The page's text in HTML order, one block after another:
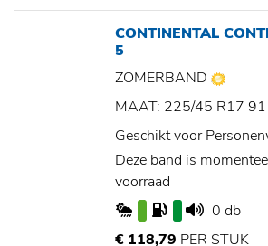
CONTINENTAL
5
ZOMERBAND
MAAT: 225/45 R17 91
Geschikt voor
Deze band is
voorraad
0 db
€ 118,79 PER STUK